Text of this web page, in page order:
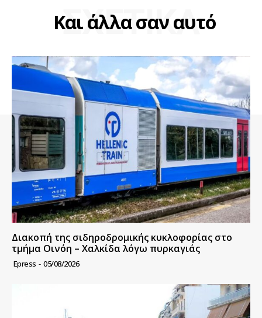
Και άλλα σαν αυτό
ΣΧΕΤΙΚΑ
Διακοπή της σιδηροδρομικής κυκλοφορίας στο
τμήμα Οινόη – Χαλκίδα λόγω πυρκαγιάς
Epress - 05/08/2026